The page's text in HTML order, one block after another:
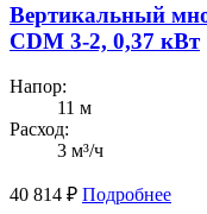
Вертикальный
CDM 3-2, 0,37 кВт
Напор:
11 м
Расход:
3 м³/ч
40 814 ₽ Подробнее